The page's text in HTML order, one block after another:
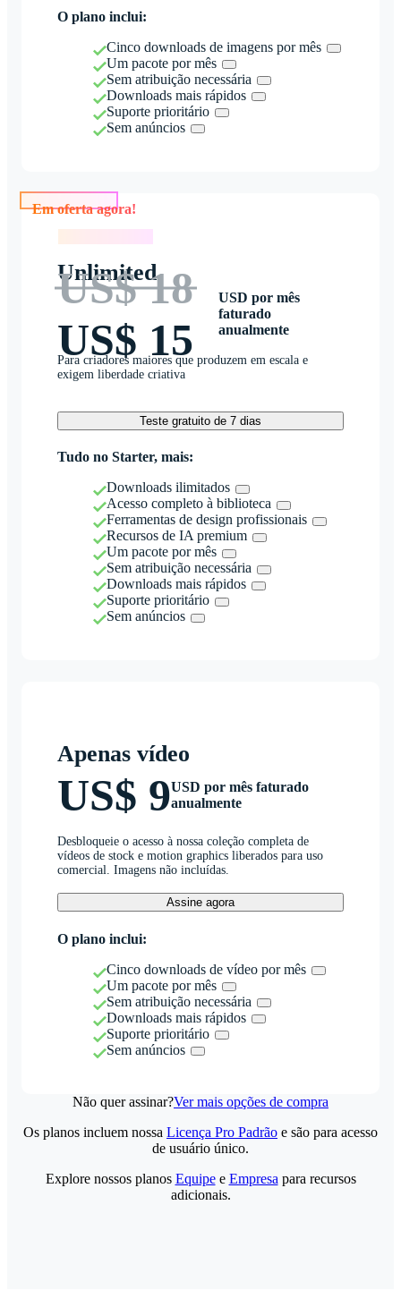
O plano inclui:
Cinco downloads de imagens por mês
Um pacote por mês
Sem atribuição necessária
Downloads mais rápidos
Suporte prioritário
Sem anúncios
Unlimited
US$ 18
US$ 15
USD por mês
faturado
anualmente
Para criadores maiores que produzem em escala e
exigem liberdade criativa
Teste gratuito de 7 dias
Tudo no Starter, mais:
Downloads ilimitados
Acesso completo à biblioteca
Ferramentas de design profissionais
Recursos de IA premium
Um pacote por mês
Sem atribuição necessária
Downloads mais rápidos
Suporte prioritário
Sem anúncios
Apenas vídeo
US$ 9USD por mês faturado
anualmente
Desbloqueie o acesso à nossa coleção completa de
vídeos de stock e motion graphics liberados para uso
comercial. Imagens não incluídas.
Assine agora
O plano inclui:
Cinco downloads de vídeo por mês
Um pacote por mês
Sem atribuição necessária
Downloads mais rápidos
Suporte prioritário
Sem anúncios
Não quer assinar?Ver mais opções de compra
Os planos incluem nossa Licença Pro Padrão e são para acesso
de usuário único.
Explore nossos planos Equipee Empresa para recursos
adicionais.